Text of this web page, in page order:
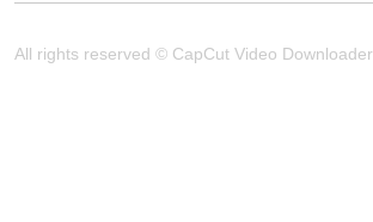
All rights reserved © CapCut Video Downloader